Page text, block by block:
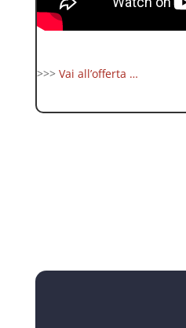
>>> Vai all’offerta …